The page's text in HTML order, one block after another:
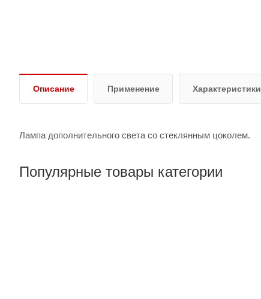
Описание Применение Характеристики
Лампа дополнительного света со стеклянным цоколем.
Популярные товары категории